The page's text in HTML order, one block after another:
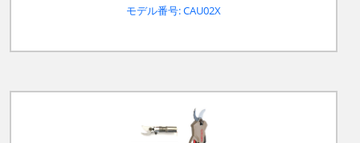
モデル番号: CAU02X